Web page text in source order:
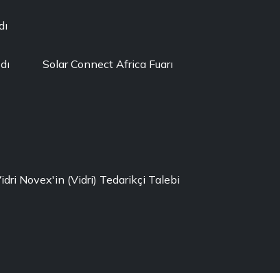
Solar Connect Africa Fuarı
Novex'in (Vidri) Tedarikçi Talebi